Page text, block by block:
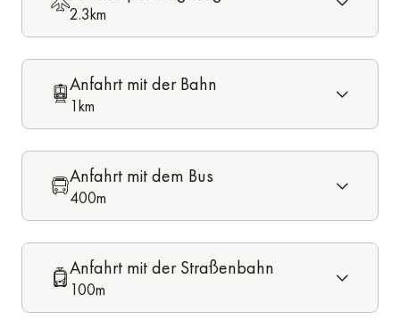
2.3km
Anfahrt mit der Bahn
1km
Anfahrt mit dem Bus
400m
Anfahrt mit der Straßenbahn
100m